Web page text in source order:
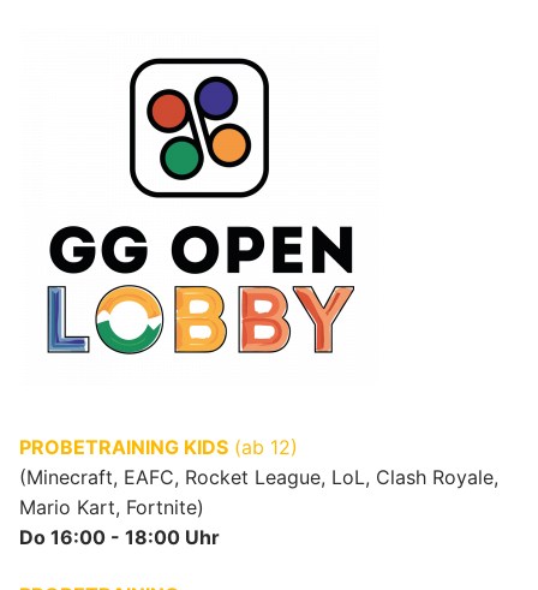
PROBETRAINING KIDS (ab 12)
(Minecraft, EAFC, Rocket League, LoL, Clash Royale,
Mario Kart, Fortnite)
Do 16:00 - 18:00 Uhr